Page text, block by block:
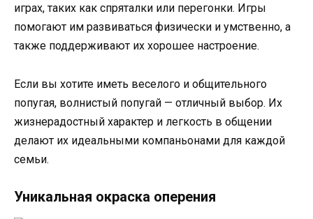
играх, таких как спряталки или перегонки. Игры
помогают им развиваться физически и умственно, а
также поддерживают их хорошее настроение.
Если вы хотите иметь веселого и общительного
попугая, волнистый попугай — отличный выбор. Их
жизнерадостный характер и легкость в общении
делают их идеальными компаньонами для каждой
семьи.
Уникальная окраска оперения